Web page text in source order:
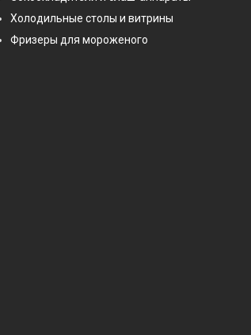
Холодильные столы и витрины
Фризеры для мороженого